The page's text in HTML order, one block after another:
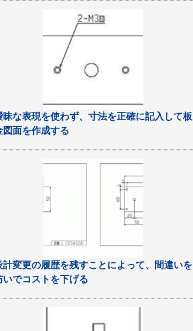
昧な表現を使わず、寸法を正確に記入して板
図面を作成する
計変更の履歴を残すことによって、間違いを
いでコストを下げる